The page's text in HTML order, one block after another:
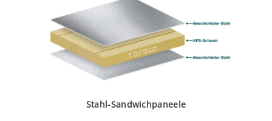
Stahl-Sandwichpaneele